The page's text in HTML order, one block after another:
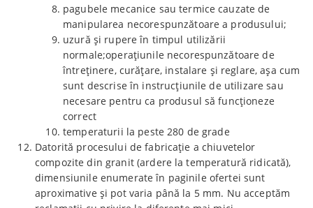
pagubele mecanice sau termice cauzate de
manipularea necorespunzătoare a produsului;
uzură și rupere în timpul utilizării
normale;operațiunile necorespunzătoare de
întreținere, curățare, instalare și reglare, așa cum
sunt descrise în instrucțiunile de utilizare sau
necesare pentru ca produsul să funcționeze
correct
temperaturii la peste 280 de grade
Datorită procesului de fabricație a chiuvetelor
compozite din granit (ardere la temperatură ridicată),
dimensiunile enumerate în paginile ofertei sunt
aproximative și pot varia până la 5 mm. Nu acceptăm